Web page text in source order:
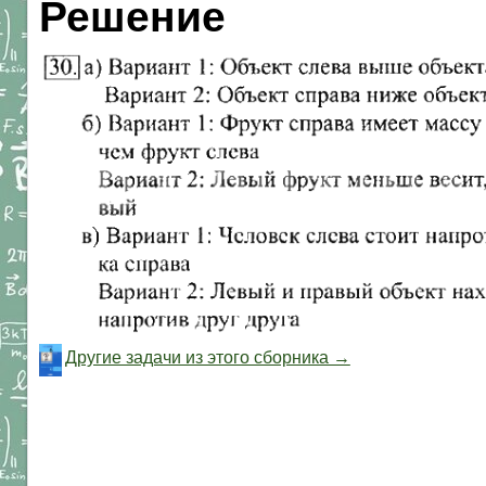
Решение
Другие задачи из этого сборника →